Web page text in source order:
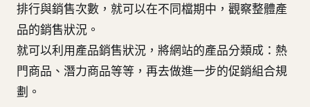
排行與銷售次數，就可以在不同檔期中，觀察整體產
品的銷售狀況。
就可以利用產品銷售狀況，將網站的產品分類成：熱
門商品、潛力商品等等，再去做進一步的促銷組合規
劃。